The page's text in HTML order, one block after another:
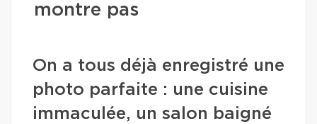
montre pas
On a tous déjà enregistré une
photo parfaite : une cuisine
immaculée, un salon baigné